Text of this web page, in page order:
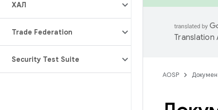
ХАЛ
Trade Federation
Security Test Suite
Translation
AOSP